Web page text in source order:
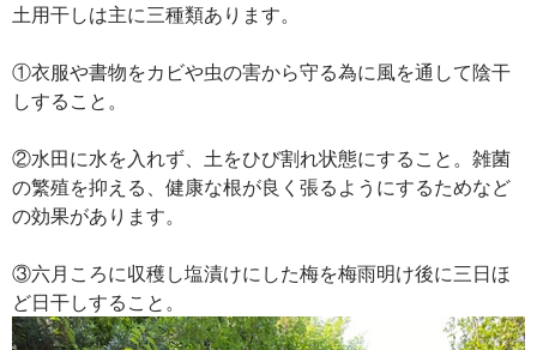
土用干しは主に三種類あります。
①衣服や書物をカビや虫の害から守る為に風を通して陰干
しすること。
②水田に水を入れず、土をひび割れ状態にすること。雑菌
の繁殖を抑える、健康な根が良く張るようにするためなど
の効果があります。
③六月ころに収穫し塩漬けにした梅を梅雨明け後に三日ほ
ど日干しすること。